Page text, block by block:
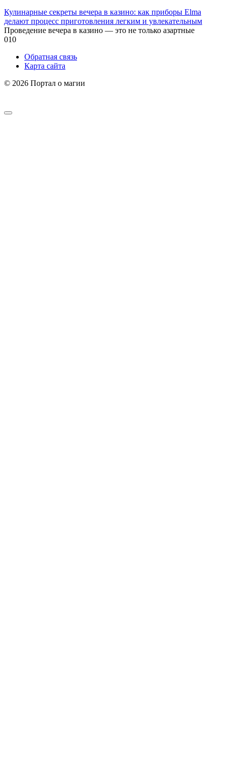
Кулинарные секреты вечера в казино: как приборы Elma
делают процесс приготовления легким и увлекательным
Проведение вечера в казино — это не только азартные
010
Обратная связь
Карта сайта
© 2026 Портал о магии